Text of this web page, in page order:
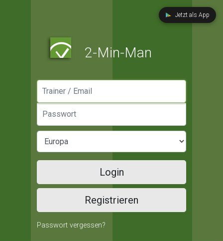
Jetzt als App
2-Min-Man
Login
Registrieren
Passwort vergessen?